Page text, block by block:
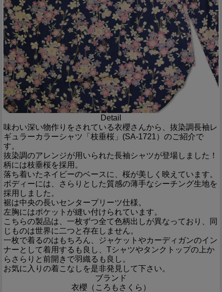
Detail
味わい深い物作りをされている衣櫻さんから、抜染調長袖レ
ギュラーカラーシャツ「枝垂桜」(SA-1721）のご紹介で
す。
抜染調のアレンジが用いられた長袖シャツが登場しました！
柄には枝垂桜を採用。
落ち着いたネイビーのベースに、桜が美しく映えています。
ボディーには、さらりとした質感の薄手なシーチング生地を
採用しました。
裾は中央の長いセンタープリーツ仕様。
左胸にはポケットが縫い付けられています。
こちらの製品は、一枚ずつ全て色柄出しが異なっており、同
じものは世界に二つと存在しません。
一枚で着るのはもちろん、ジャケットやカーディガンのイン
ナーとして着用するも良し、Tシャツやタンクトップの上か
らさらりと前開きで羽織るも良し。
お気に入りの着こなしを是非発見して下さい。
ブランド
衣櫻（ころもさくら）